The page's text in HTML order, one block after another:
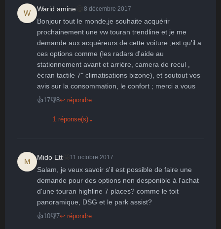
W
Warid amine 8 décembre 2017
Bonjour tout le monde,je souhaite acquérir
prochainement une vw touran trendline et je me
demande aux acquéreurs de cette voiture ,est qu'il a
ces options comme (les radars d'aide au
stationnement avant et arrière, camera de recul ,
écran tactile 7" climatisations bizone), et soutout vos
avis sur la consommation, le confort ; merci a vous
👍17👎8↩ répondre
1 réponse(s) ⌄
M
Mido Ett 11 octobre 2017
Salam, je veux savoir s'il est possible de faire une
demande pour des options non desponible à l'achat
d'une touran highline 7 places? comme le toit
panoramique, DSG et le park assist?
👍10👎7↩ répondre